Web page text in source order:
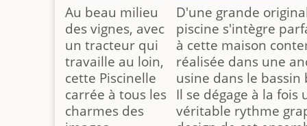
Au beau milieu
des vignes, avec
un tracteur qui
travaille au loin,
cette Piscinelle
carrée à tous les
charmes des
D'une grande
piscine s'intègre
à cette maison
réalisée dans une
usine dans le bassin
Il se dégage à la fois
véritable rythme